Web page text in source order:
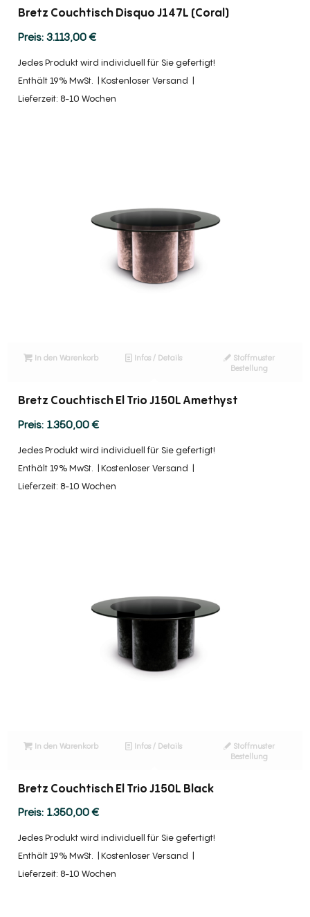
Bretz Couchtisch Disquo J147L (Coral)
3.113,00€
Jedes Produkt wird individuell für Sie gefertigt!
Enthält 19% MwSt.
Kostenloser Versand
Lieferzeit: 8-10 Wochen
In den Warenkorb Infos / Details
Stoffmuster
Bestellung
Bretz Couchtisch El Trio J150L Amethyst
1.350,00€
Jedes Produkt wird individuell für Sie gefertigt!
Enthält 19% MwSt.
Kostenloser Versand
Lieferzeit: 8-10 Wochen
In den Warenkorb Infos / Details
Stoffmuster
Bestellung
Bretz Couchtisch El Trio J150L Black
1.350,00€
Jedes Produkt wird individuell für Sie gefertigt!
Enthält 19% MwSt.
Kostenloser Versand
Lieferzeit: 8-10 Wochen